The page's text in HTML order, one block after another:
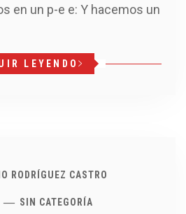
en un p-e e: Y hacemos un
LEYENDO
RODRÍGUEZ CASTRO
SIN CATEGORÍA